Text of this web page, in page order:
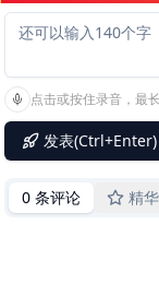
点击或按住录音，最
发表(Ctrl+Enter)
0 条评论 精